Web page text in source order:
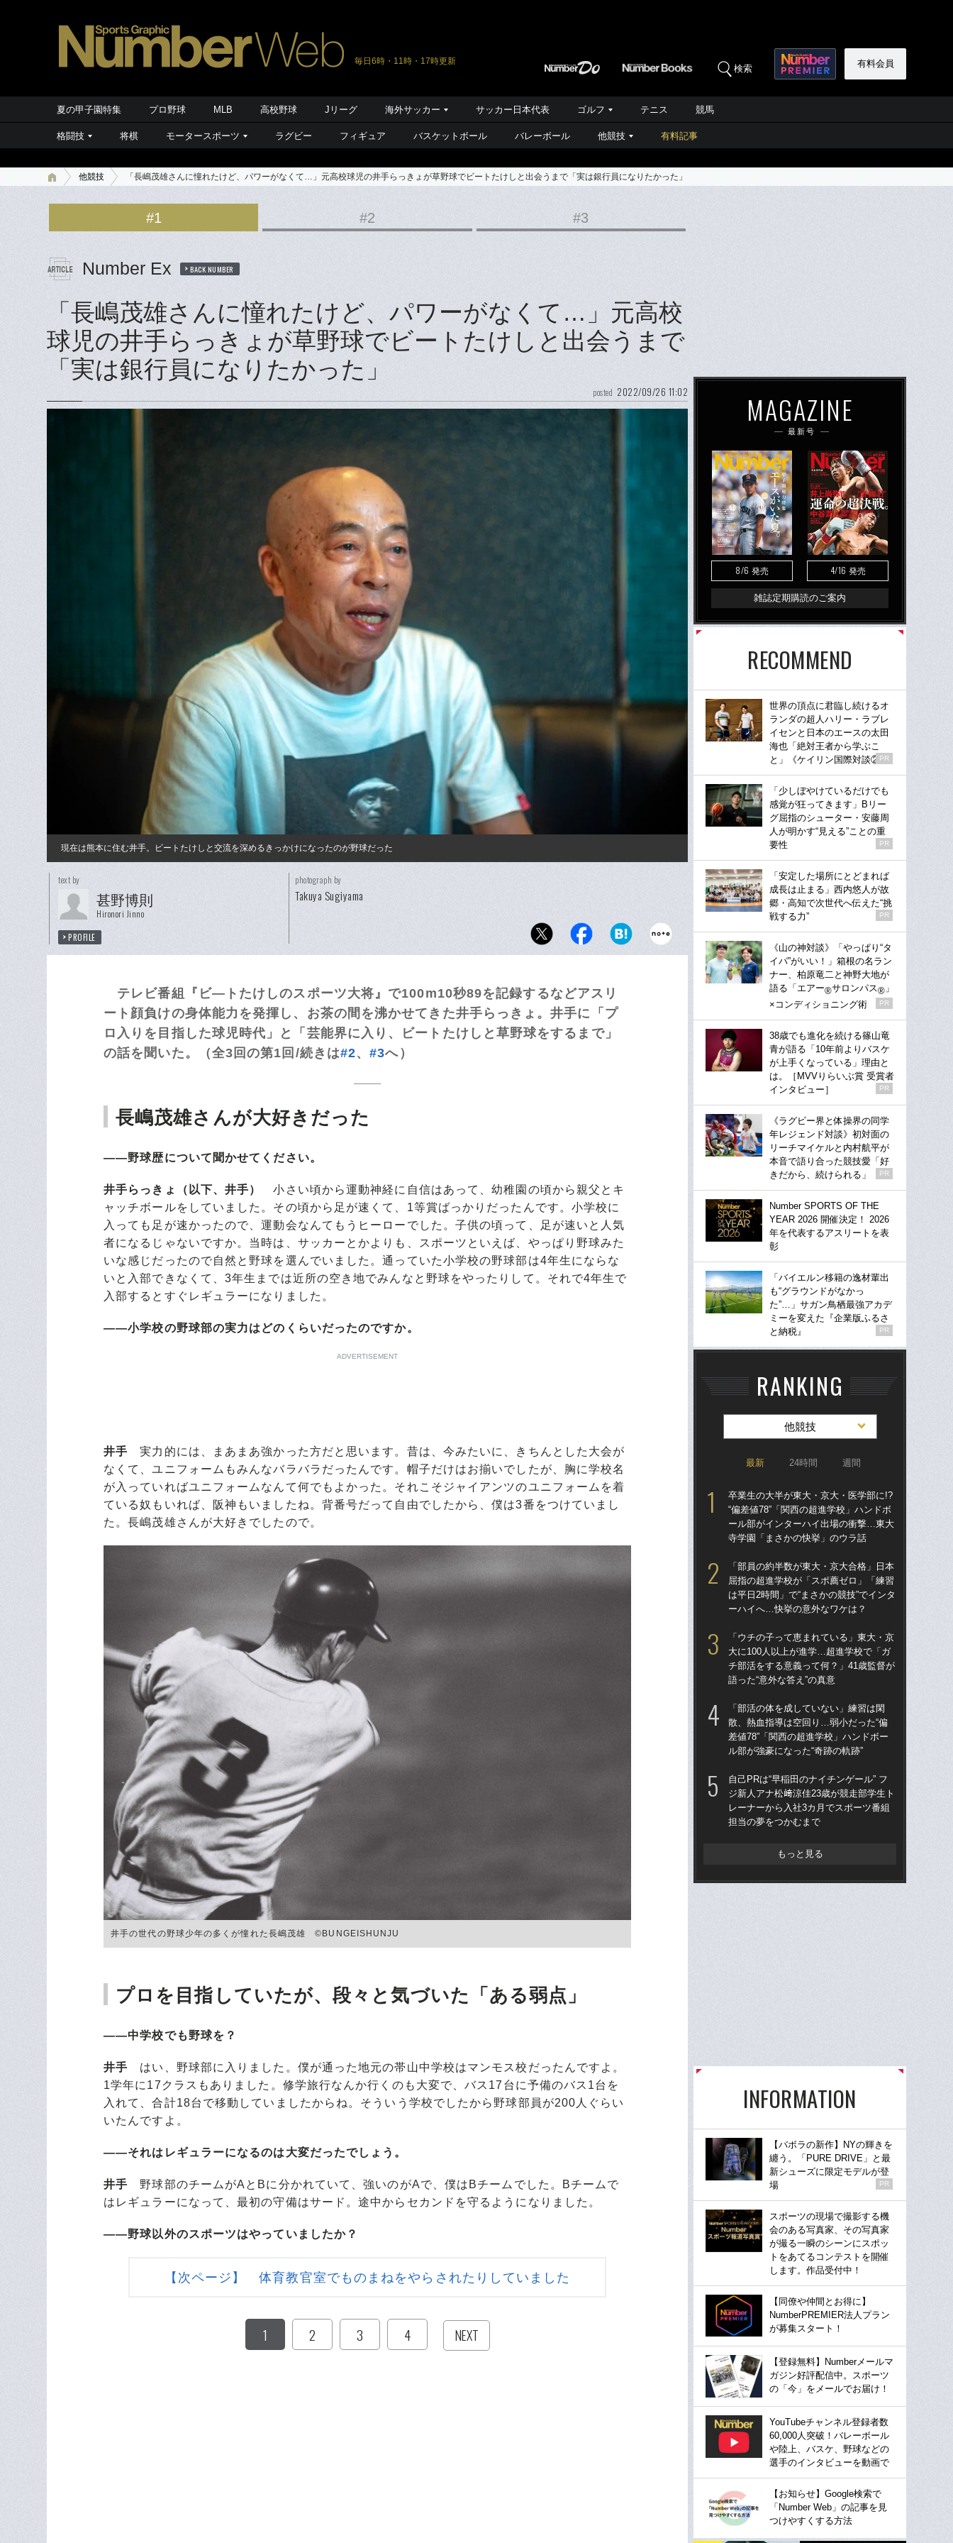
毎日6時・11時・17時更新
検索 有料会員
夏の甲子園特集 プロ野球 MLB 高校野球 Jリーグ 海外サッカー サッカー日本代表 ゴルフ テニス 競馬
格闘技 将棋 モータースポーツ ラグビー フィギュア バスケットボール バレーボール 他競技 有料記事
他競技 「長嶋茂雄さんに憧れたけど、パワーがなくて…」元高校球児の井手らっきょが草野球でビートたけしと出会うまで「実は銀行員になりたかった」
#1 #2 #3
Number Ex BACK NUMBER
「長嶋茂雄さんに憧れたけど、パワーがなくて…」元高校
球児の井手らっきょが草野球でビートたけしと出会うまで
「実は銀行員になりたかった」
posted 2022/09/26 11:02
現在は熊本に住む井手。ビートたけしと交流を深めるきっかけになったのが野球だった
text by
甚野博則
Hironori Jinno
PROFILE
photograph by
Takuya Sugiyama
テレビ番組『ビ―トたけしのスポーツ大将』で100m10秒89を記録するなどアスリ
ート顔負けの身体能力を発揮し、お茶の間を沸かせてきた井手らっきょ。井手に「プ
ロ入りを目指した球児時代」と「芸能界に入り、ビートたけしと草野球をするまで」
の話を聞いた。（全3回の第1回/続きは#2、#3へ）
長嶋茂雄さんが大好きだった
――野球歴について聞かせてください。
井手らっきょ（以下、井手）
小さい頃から運動神経に自信はあって、幼稚園の頃から親父とキ
ャッチボールをしていました。その頃から足が速くて、1等賞ばっかりだったんです。小学校に
入っても足が速かったので、運動会なんてもうヒーローでした。子供の頃って、足が速いと人気
者になるじゃないですか。当時は、サッカーとかよりも、スポーツといえば、やっぱり野球みた
いな感じだったので自然と野球を選んでいました。通っていた小学校の野球部は4年生にならな
いと入部できなくて、3年生までは近所の空き地でみんなと野球をやったりして。それで4年生で
入部するとすぐレギュラーになりました。
――小学校の野球部の実力はどのくらいだったのですか。
ADVERTISEMENT
井手 実力的には、まあまあ強かった方だと思います。昔は、今みたいに、きちんとした大会が
なくて、ユニフォームもみんなバラバラだったんです。帽子だけはお揃いでしたが、胸に学校名
が入っていればユニフォームなんて何でもよかった。それこそジャイアンツのユニフォームを着
ている奴もいれば、阪神もいましたね。背番号だって自由でしたから、僕は3番をつけていまし
た。長嶋茂雄さんが大好きでしたので。
井手の世代の野球少年の多くが憧れた長嶋茂雄 ©BUNGEISHUNJU
プロを目指していたが、段々と気づいた「ある弱点」
――中学校でも野球を？
井手 はい、野球部に入りました。僕が通った地元の帯山中学校はマンモス校だったんですよ。
1学年に17クラスもありました。修学旅行なんか行くのも大変で、バス17台に予備のバス1台を
入れて、合計18台で移動していましたからね。そういう学校でしたから野球部員が200人ぐらい
いたんですよ。
――それはレギュラーになるのは大変だったでしょう。
井手 野球部のチームがAとBに分かれていて、強いのがAで、僕はBチームでした。Bチームで
はレギュラーになって、最初の守備はサード。途中からセカンドを守るようになりました。
――野球以外のスポーツはやっていましたか？
【次ページ】 体育教官室でものまねをやらされたりしていました
1 2 3 4 NEXT
MAGAZINE
最新号
8/6 発売 4/16 発売
雑誌定期購読のご案内
RECOMMEND
世界の頂点に君臨し続けるオ
ランダの超人ハリー・ラブレ
イセンと日本のエースの太田
海也「絶対王者から学ぶこ
と」《ケイリン国際対談②》
PR
「少しぼやけているだけでも
感覚が狂ってきます」Bリー
グ屈指のシューター・安藤周
人が明かす“見える”ことの重
要性
PR
「安定した場所にとどまれば
成長は止まる」西内悠人が故
郷・高知で次世代へ伝えた“挑
戦する力”
PR
《山の神対談》「やっぱり“タ
イパ”がいい！」箱根の名ラン
ナー、柏原竜二と神野大地が
語る「エアー®サロンパス® 」
×コンディショニング術
PR
38歳でも進化を続ける篠山竜
青が語る「10年前よりバスケ
が上手くなっている」理由と
は。［MVVりらいぶ賞 受賞者
インタビュー］
PR
《ラグビー界と体操界の同学
年レジェンド対談》初対面の
リーチマイケルと内村航平が
本音で語り合った競技愛「好
きだから、続けられる」
PR
Number SPORTS OF THE
YEAR 2026 開催決定！ 2026
年を代表するアスリートを表
彰
「バイエルン移籍の逸材輩出
も“グラウンドがなかっ
た”…」サガン鳥栖最強アカデ
ミーを変えた『企業版ふるさ
と納税』
PR
RANKING
他競技
最新 24時間 週間
卒業生の大半が東大・京大・医学部に!?
“偏差値78”「関西の超進学校」ハンドボ
ール部がインターハイ出場の衝撃…東大
寺学園「まさかの快挙」のウラ話
「部員の約半数が東大・京大合格」日本
屈指の超進学校が「スポ薦ゼロ」「練習
は平日2時間」で“まさかの競技”でインタ
ーハイへ…快挙の意外なワケは？
「ウチの子って恵まれている」東大・京
大に100人以上が進学…超進学校で「ガ
チ部活をする意義って何？」41歳監督が
語った“意外な答え”の真意
「部活の体を成していない」練習は閑
散、熱血指導は空回り…弱小だった“偏
差値78”「関西の超進学校」ハンドボー
ル部が強豪になった“奇跡の軌跡”
自己PRは“早稲田のナイチンゲール” フ
ジ新人アナ松﨑涼佳23歳が競走部学生ト
レーナーから入社3カ月でスポーツ番組
担当の夢をつかむまで
もっと見る
INFORMATION
【バボラの新作】NYの輝きを
纏う。「PURE DRIVE」と最
新シューズに限定モデルが登
場
PR
スポーツの現場で撮影する機
会のある写真家、その写真家
が撮る一瞬のシーンにスポッ
トをあてるコンテストを開催
します。作品受付中！
【同僚や仲間とお得に】
NumberPREMIER法人プラン
が募集スタート！
【登録無料】Numberメールマ
ガジン好評配信中。スポーツ
の「今」をメールでお届け！
YouTubeチャンネル登録者数
60,000人突破！バレーボール
や陸上、バスケ、野球などの
選手のインタビューを動画で
【お知らせ】Google検索で
「Number Web」の記事を見
つけやすくする方法